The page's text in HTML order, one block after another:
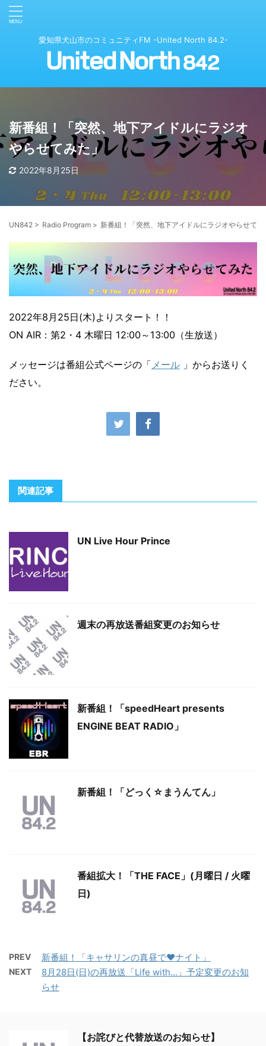
愛知県犬山市のコミュニティFM -United North 84.2-
新番組！「突然、地下アイドルにラジオ
やらせてみた」
2022年8月25日
UN842 > Radio Program > 新番組！「突然、地下アイドルにラジオやらせてみ
2022年8月25日(木)よりスタート！！
ON AIR：第2・4 木曜日 12:00～13:00（生放送）
メッセージは番組公式ページの「 メール 」からお送りく
ださい。
関連記事
UN Live Hour Prince
週末の再放送番組変更のお知らせ
新番組！「speedHeart presents
ENGINE BEAT RADIO」
新番組！「どっく☆まうんてん」
番組拡大！「THE FACE」(月曜日 / 火曜
日)
PREV 新番組！「キャサリンの真昼で♥ナイト」
NEXT
8月28日(日)の再放送「Life with...」予定変更のお知
らせ
【お詫びと代替放送のお知らせ】